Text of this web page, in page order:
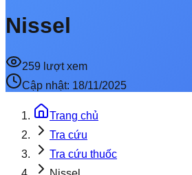
Nissel
259 lượt xem
Cập nhật: 18/11/2025
Trang chủ
Tra cứu
Tra cứu thuốc